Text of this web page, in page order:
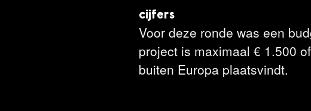
cijfers
Voor deze ronde was een
project is maximaal € 1.500
buiten Europa plaatsvindt.